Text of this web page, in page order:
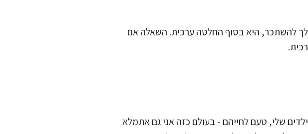
להשתכר, היא בסוף החלטה ערכית. השאלה אם
שלי, טעם לחייהם - בעולם כזה אני גם אתמלא